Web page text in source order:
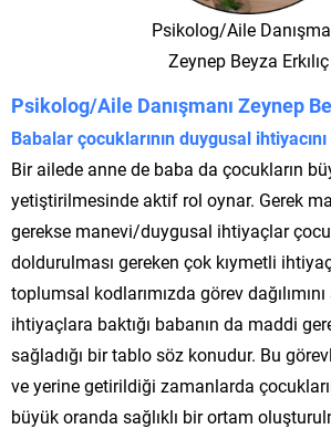
Psikolog/Aile
Zeynep Beyza Erkılıç
Psikolog/Aile Danışmanı Zeynep
Babalar çocuklarının duygusal
Bir ailede anne de baba da çocukların
yetiştirilmesinde aktif rol oynar. Gerek
gerekse manevi/duygusal ihtiyaçlar
doldurulması gereken çok kıymetli
toplumsal kodlarımızda görev
ihtiyaçlara baktığı babanın da maddi
sağladığı bir tablo söz konudur. Bu
ve yerine getirildiği zamanlarda
büyük oranda sağlıklı bir ortam